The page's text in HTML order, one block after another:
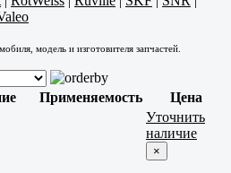
модель и изготовителя запчастей.
Применяемость Цена
Уточнить
наличие
×